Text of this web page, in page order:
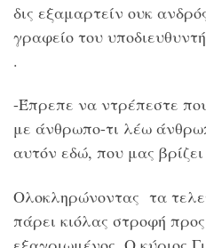
δις εξαμαρτείν ουκ
γραφείο του
.
-Έπρεπε να ντρέπεστε
με άνθρωπο-τι λέω
αυτόν εδώ, που μας
Ολοκληρώνοντας τα
πάρει κιόλας στροφή